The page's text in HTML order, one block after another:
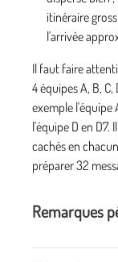
itinéraire
l'arrivée
Il faut faire
4 équipes A, B,
exemple l'équipe
l'équipe D en D7.
cachés en
préparer 32
Remarques